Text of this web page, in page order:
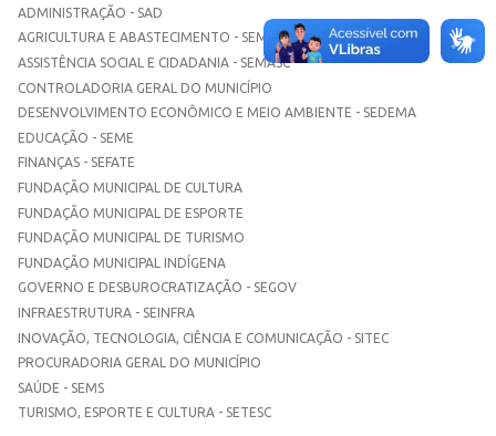
ADMINISTRAÇÃO - SAD
AGRICULTURA E ABASTECIMENTO - SEMAA
ASSISTÊNCIA SOCIAL E CIDADANIA - SEMASC
CONTROLADORIA GERAL DO MUNICÍPIO
DESENVOLVIMENTO ECONÔMICO E MEIO AMBIENTE - SEDEMA
EDUCAÇÃO - SEME
FINANÇAS - SEFATE
FUNDAÇÃO MUNICIPAL DE CULTURA
FUNDAÇÃO MUNICIPAL DE ESPORTE
FUNDAÇÃO MUNICIPAL DE TURISMO
FUNDAÇÃO MUNICIPAL INDÍGENA
GOVERNO E DESBUROCRATIZAÇÃO - SEGOV
INFRAESTRUTURA - SEINFRA
INOVAÇÃO, TECNOLOGIA, CIÊNCIA E COMUNICAÇÃO - SITEC
PROCURADORIA GERAL DO MUNICÍPIO
SAÚDE - SEMS
TURISMO, ESPORTE E CULTURA - SETESC